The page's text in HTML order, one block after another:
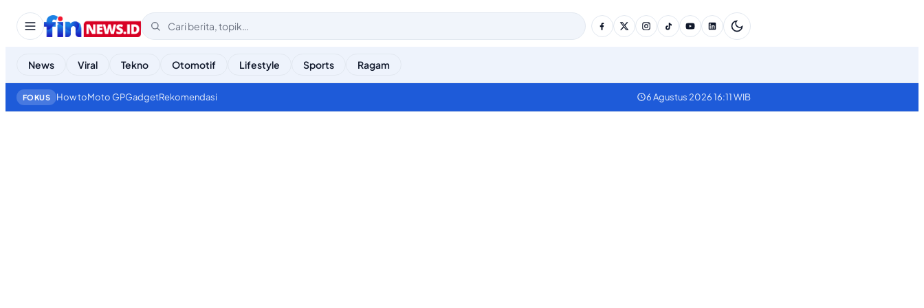
News Viral Tekno Otomotif Lifestyle Sports Ragam
FOKUS How toMoto GPGadgetRekomendasi 6 Agustus 2026 16:11 WIB